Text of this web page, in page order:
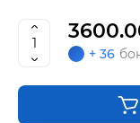
+ 36